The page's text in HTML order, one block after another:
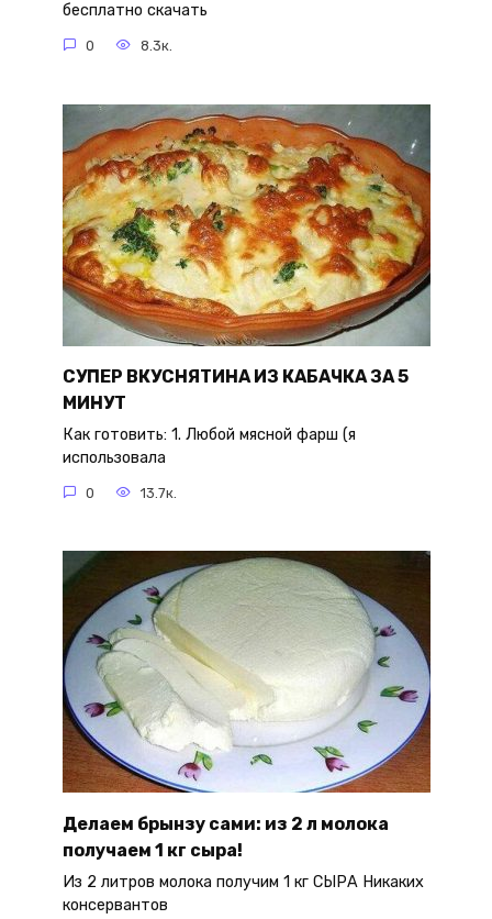
бесплатно скачать
0 8.3к.
СУПЕР ВКУСНЯТИНА ИЗ КАБАЧКА ЗА 5
МИНУТ
Как готовить: 1. Любой мясной фарш (я
использовала
0 13.7к.
Делаем брынзу сами: из 2 л молока
получаем 1 кг сыра!
Из 2 литров молока получим 1 кг СЫРА Никаких
консервантов